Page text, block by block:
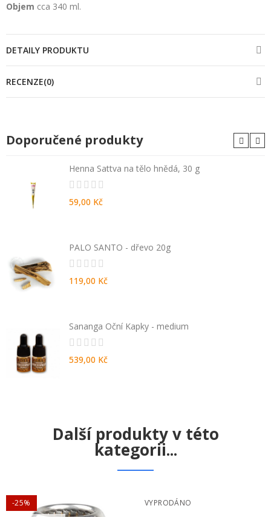
Objem cca 340 ml.
DETAILY PRODUKTU
RECENZE(0)
Doporučené produkty
Henna Sattva na tělo hnědá, 30 g
59,00 Kč
PALO SANTO - dřevo 20g
119,00 Kč
Sananga Oční Kapky - medium
539,00 Kč
Další produkty v této
kategorii...
-25%
VYPRODÁNO